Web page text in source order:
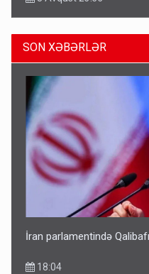
Avtomobil sahiblərinin
SƏBƏBLƏR
SON XƏBƏRLƏR
İran parlamentində
18:04